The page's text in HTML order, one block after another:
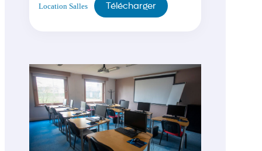
Location Salles Télécharger